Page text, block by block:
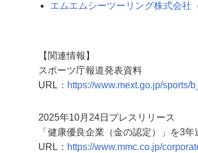
エムエムシーツーリング株式会社
【関連情報】
スポーツ庁報道発表資料
URL： https://www.mext.go.jp/sports/
2025年10月24日プレスリリース
「健康優良企業（金の認定）」を3年
URL： https://www.mmc.co.jp/